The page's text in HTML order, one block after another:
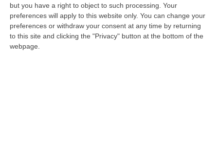
but you have a right to object to such processing. Your
preferences will apply to this website only. You can change your
preferences or withdraw your consent at any time by returning
to this site and clicking the "Privacy" button at the bottom of the
webpage.
Gelato, In Calabria Le Famiglie Spendono 60 Milioni L’anno
“CATANZARO Le famiglie calabresi spendono ogni anno circa 60 milioni
di euro per acquistare gelati e oltre sette laboratori su dieci presen…
06 Agosto, 11:21